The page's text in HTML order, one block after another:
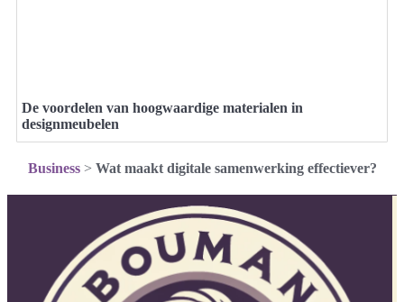
De voordelen van hoogwaardige materialen in
designmeubelen
Business> Wat maakt digitale samenwerking effectiever?